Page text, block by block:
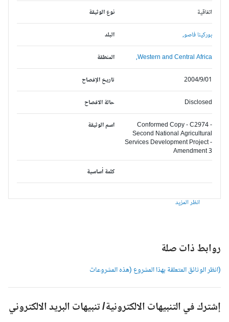
نوع الوثيقة اتفاقية
البلد بوركينا فاصو,
المنطقة Western and Central Africa,
تاريخ الإفصاح 2004/9/01
حالة الافصاح Disclosed
اسم الوثيقة
Conformed Copy - C2974 -
Second National Agricultural
Services Development Project -
Amendment 3
كلمة أساسية
انظر المزيد
روابط ذات صلة
(انظر الوثائق المتعلقة بهذا المشروع (هذه المشروعات
إشترك في التنبيهات الالكترونية/ تنبيهات البريد الالكتروني